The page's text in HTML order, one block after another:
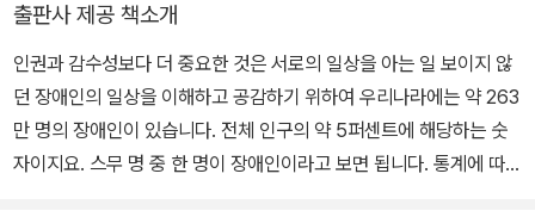
국립중앙박물관·서울시립미술관·카카오·우아한형제들 등과 협업하며
장애인 정책 종합 계획·쉬운 법률 용어 사전·쉬운 전시 해설·앱 사용
설명서 등을 제작했다. 『장애인과 함께 사는 법』 『학교 가는 길이 너
무 멀어』 『장애를 왜 이해해야 할까요?』 『누군가의 곁에 있기』(공저)
『공부가 인생에 무슨 쓸모인지 묻는다면?』(공저) 『사회적경제로 사
출판사 제공 책소개
인권과 감수성보다 더 중요한 것은 서로의 일상을 아는 일 보이지 않
던 장애인의 일상을 이해하고 공감하기 위하여 우리나라에는 약 263
만 명의 장애인이 있습니다. 전체 인구의 약 5퍼센트에 해당하는 숫
자이지요. 스무 명 중 한 명이 장애인이라고 보면 됩니다. 통계에 따르